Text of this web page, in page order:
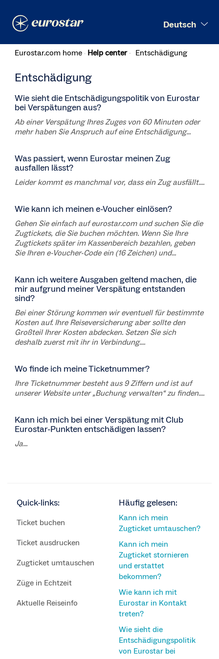
Deutsch
Eurostar.com home Help center Entschädigung
Entschädigung
Wie sieht die Entschädigungspolitik von Eurostar
bei Verspätungen aus?
Ab einer Verspätung Ihres Zuges von 60 Minuten oder
mehr haben Sie Anspruch auf eine Entschädigung...
Was passiert, wenn Eurostar meinen Zug
ausfallen lässt?
Leider kommt es manchmal vor, dass ein Zug ausfällt....
Wie kann ich meinen e-Voucher einlösen?
Gehen Sie einfach auf eurostar.com und suchen Sie die
Zugtickets, die Sie buchen möchten. Wenn Sie Ihre
Zugtickets später im Kassenbereich bezahlen, geben
Sie Ihren e-Voucher-Code ein (16 Zeichen) und...
Kann ich weitere Ausgaben geltend machen, die
mir aufgrund meiner Verspätung entstanden
sind?
Bei einer Störung kommen wir eventuell für bestimmte
Kosten auf. Ihre Reiseversicherung aber sollte den
Großteil Ihrer Kosten abdecken. Setzen Sie sich
deshalb zuerst mit ihr in Verbindung....
Wo finde ich meine Ticketnummer?
Ihre Ticketnummer besteht aus 9 Ziffern und ist auf
unserer Website unter „Buchung verwalten“ zu finden....
Kann ich mich bei einer Verspätung mit Club
Eurostar-Punkten entschädigen lassen?
Ja...
Quick-links:
Ticket buchen
Ticket ausdrucken
Zugticket umtauschen
Züge in Echtzeit
Aktuelle Reiseinfo
Häufig gelesen:
Kann ich mein
Zugticket umtauschen?
Kann ich mein
Zugticket stornieren
und erstattet
bekommen?
Wie kann ich mit
Eurostar in Kontakt
treten?
Wie sieht die
Entschädigungspolitik
von Eurostar bei